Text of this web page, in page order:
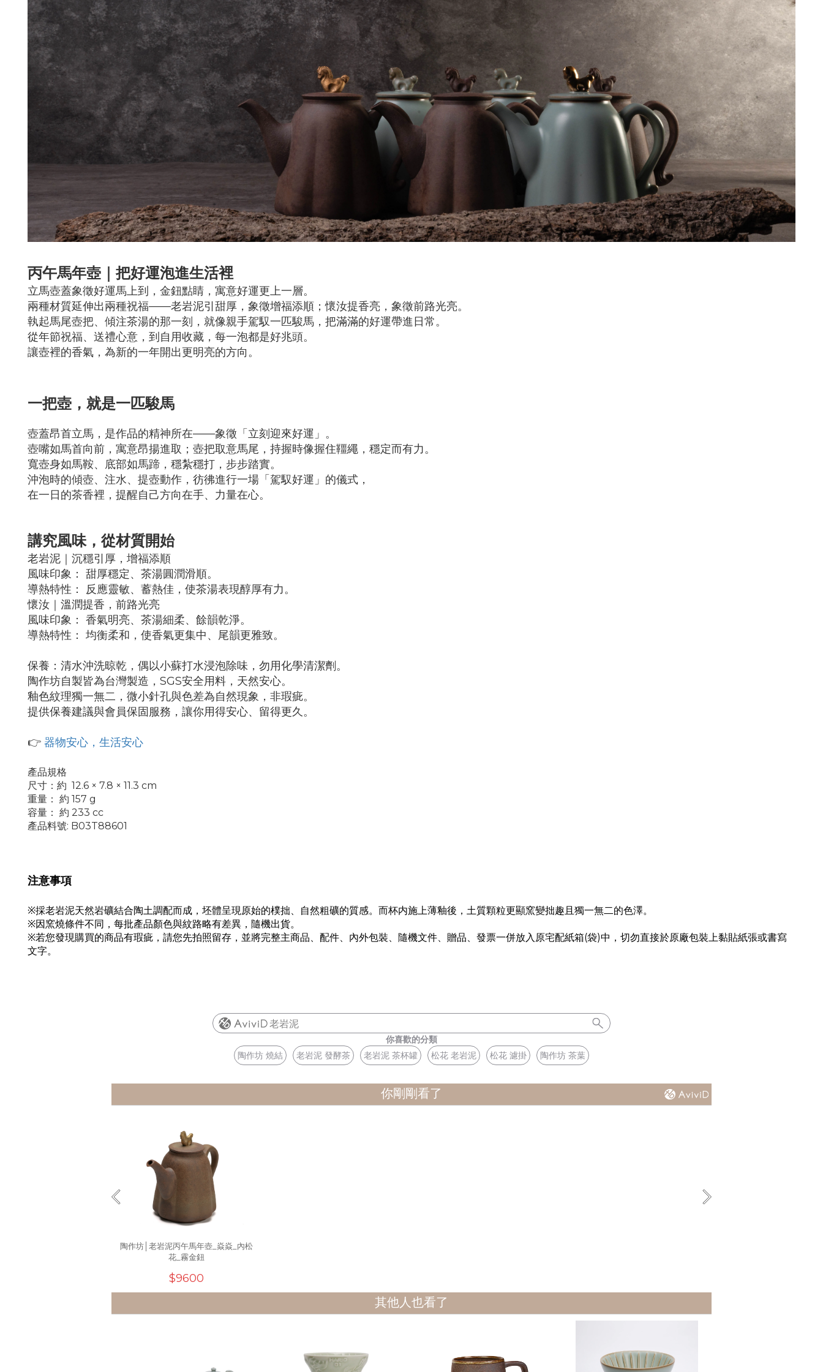
丙午馬年壺｜把好運泡進生活裡
立馬壺蓋象徵好運馬上到，金鈕點睛，寓意好運更上一層。
兩種材質延伸出兩種祝福——老岩泥引甜厚，象徵增福添順；懷汝提香亮，象徵前路光亮。
執起馬尾壺把、傾注茶湯的那一刻，就像親手駕馭一匹駿馬，把滿滿的好運帶進日常。
從年節祝福、送禮心意，到自用收藏，每一泡都是好兆頭。
讓壺裡的香氣，為新的一年開出更明亮的方向。
一把壺，就是一匹駿馬
壺蓋昂首立馬，是作品的精神所在——象徵「立刻迎來好運」。
壺嘴如馬首向前，寓意昂揚進取；壺把取意馬尾，持握時像握住韁繩，穩定而有力。
寬壺身如馬鞍、底部如馬蹄，穩紮穩打，步步踏實。
沖泡時的傾壺、注水、提壺動作，彷彿進行一場「駕馭好運」的儀式，
在一日的茶香裡，提醒自己方向在手、力量在心。
講究風味，從材質開始
老岩泥｜沉穩引厚，增福添順
風味印象： 甜厚穩定、茶湯圓潤滑順。
導熱特性： 反應靈敏、蓄熱佳，使茶湯表現醇厚有力。
懷汝｜溫潤提香，前路光亮
風味印象： 香氣明亮、茶湯細柔、餘韻乾淨。
導熱特性： 均衡柔和，使香氣更集中、尾韻更雅致。
保養：清水沖洗晾乾，偶以小蘇打水浸泡除味，勿用化學清潔劑。
陶作坊自製皆為台灣製造，SGS安全用料，天然安心。
釉色紋理獨一無二，微小針孔與色差為自然現象，非瑕疵。
提供保養建議與會員保固服務，讓你用得安心、留得更久。
👉 器物安心，生活安心
產品規格
尺寸： 約 12.6 × 7.8 × 11.3 cm
重量： 約 157 g
容量： 約 233 cc
產品料號: B03T88601
注意事項
※採老岩泥天然岩礦結合陶土調配而成，坯體呈現原始的樸拙、自然粗礦的質感。而杯内施上薄釉後，土質顆粒更顯窯變拙趣且獨一無二的色澤。
※因窯燒條件不同，每批產品顏色與紋路略有差異，隨機出貨。
※若您發現購買的商品有瑕疵，請您先拍照留存，並將完整主商品、配件、內外包裝、隨機文件、贈品、發票一併放入原宅配紙箱(袋)中，切勿直接於原廠包裝上黏貼紙張或書寫
文字。
老岩泥
你喜歡的分類
陶作坊 燒結
老岩泥 發酵茶 老岩泥 茶杯罐 松花 老岩泥 松花 濾掛 陶作坊 茶葉
你剛剛看了
陶作坊│老岩泥丙午馬年壺_焱焱_內松
花_霧金鈕
$9600
其他人也看了